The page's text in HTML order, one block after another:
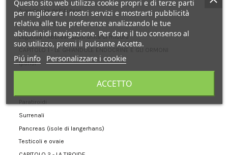
Avvertenza dell’Autore
INTRODUZIONE
Legenda - Abbreviazioni unità di misura
CAPITOLO 1 - LE GHIANDOLE ENDOCRINE E GLI ORMONI
Ipofisi
Surrenali
Pancreas (isole di langerhans)
Testicoli e ovaie
Questo sito web utilizza cookie propri e di terze parti
per migliorare i nostri servizi e mostrarti pubblicità
relativa alle tue preferenze analizzando le tue
abitudinidi navigazione. Per dare il tuo consenso al
suo utilizzo, premi il pulsante Accetta.
Piú info Personalizzare i cookie
ACCETTO